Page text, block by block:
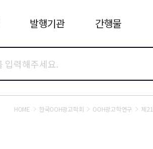
발행기관 간행물
HOME 한국OOH광고학회 OOH광고학연구 제